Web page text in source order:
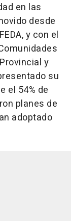
en las
desde
y con el
y
su
el 54% de
planes de
adoptado